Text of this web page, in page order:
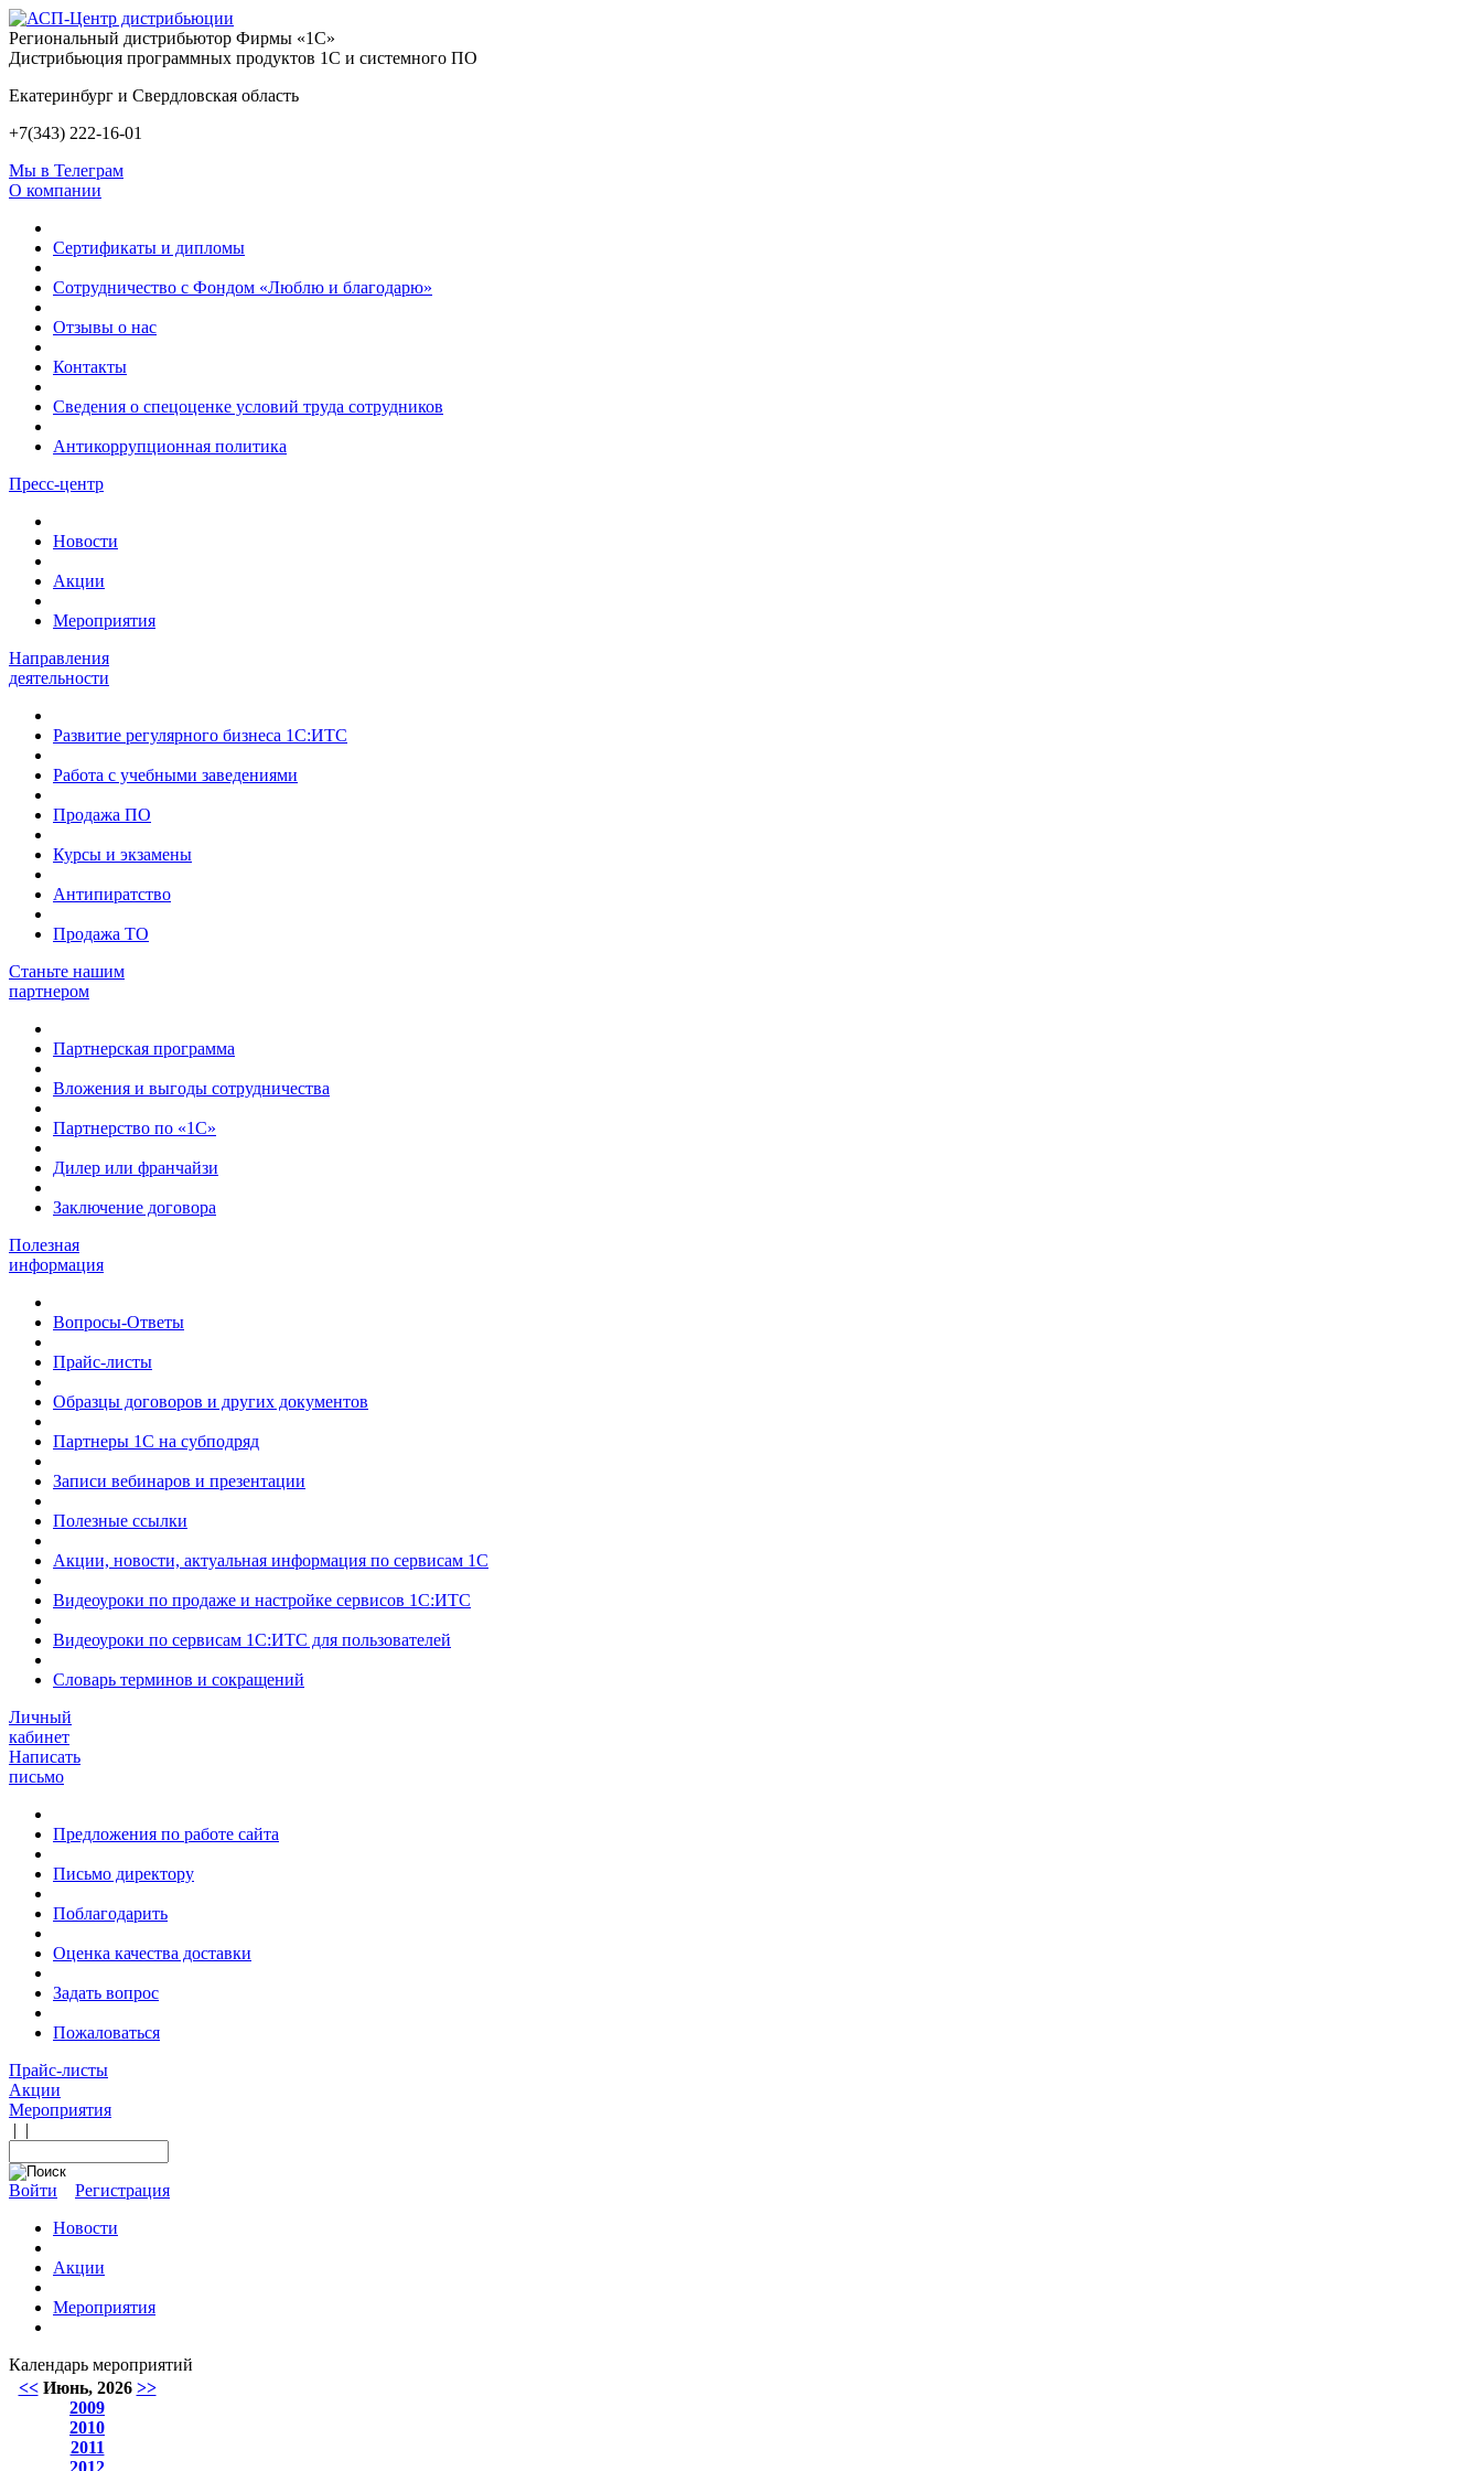
Региональный дистрибьютор Фирмы «1С»
Дистрибьюция программных продуктов 1С и системного ПО
Екатеринбург и Свердловская область
+7(343) 222-16-01
Мы в Телеграм
О компании
Сертификаты и дипломы
Сотрудничество с Фондом «Люблю и благодарю»
Отзывы о нас
Контакты
Сведения о спецоценке условий труда сотрудников
Антикоррупционная политика
Пресс-центр
Новости
Акции
Мероприятия
Направления
деятельности
Развитие регулярного бизнеса 1С:ИТС
Работа с учебными заведениями
Продажа ПО
Курсы и экзамены
Антипиратство
Продажа ТО
Станьте нашим
партнером
Партнерская программа
Вложения и выгоды сотрудничества
Партнерство по «1С»
Дилер или франчайзи
Заключение договора
Полезная
информация
Вопросы-Ответы
Прайс-листы
Образцы договоров и других документов
Партнеры 1С на субподряд
Записи вебинаров и презентации
Полезные ссылки
Акции, новости, актуальная информация по сервисам 1С
Видеоуроки по продаже и настройке сервисов 1С:ИТС
Видеоуроки по сервисам 1С:ИТС для пользователей
Словарь терминов и сокращений
Личный
кабинет
Написать
письмо
Предложения по работе сайта
Письмо директору
Поблагодарить
Оценка качества доставки
Задать вопрос
Пожаловаться
Прайс-листы
Акции
Мероприятия
| |
Войти
Регистрация
Новости
Акции
Мероприятия
Календарь мероприятий
<< Июнь, 2026 >>
2009
2010
2011
2012